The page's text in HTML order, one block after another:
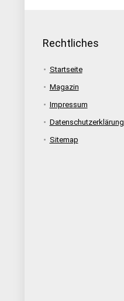
Rechtliches
Startseite
Magazin
Impressum
Datenschutzerklärung
Sitemap